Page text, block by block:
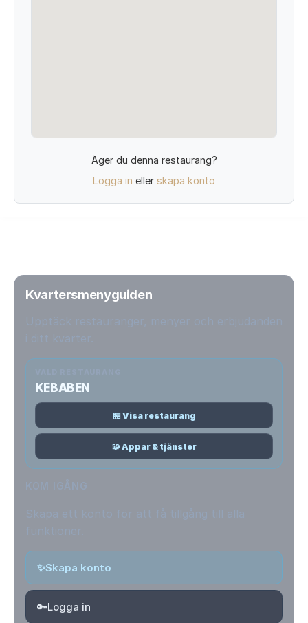
Äger du denna restaurang?
Logga in eller skapa konto
Kvartersmenyguiden
KEBABEN
🏪 Visa restaurang
🧩 Appar & tjänster
✨Skapa konto
🔑Logga in